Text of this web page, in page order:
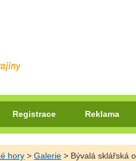
Registrace Reklama
hory >Galerie > Bývalá sklářská